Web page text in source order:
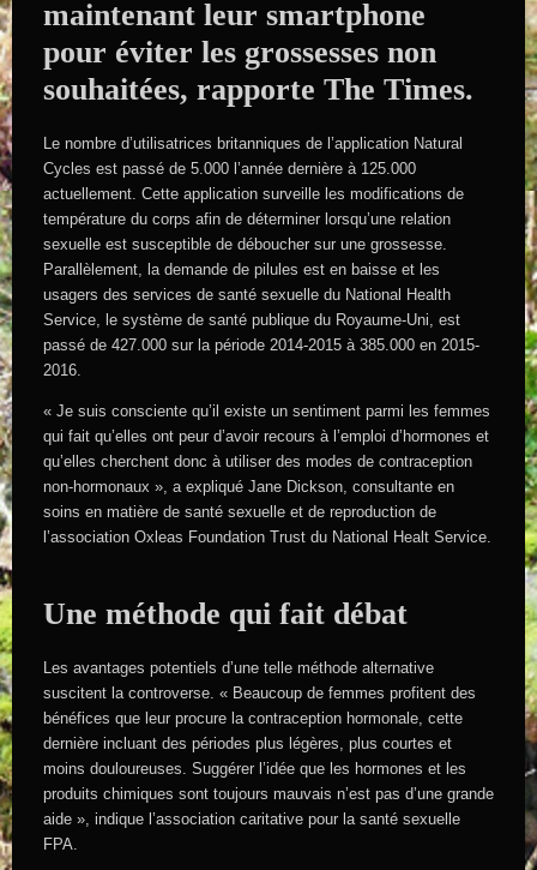
maintenant leur smartphone
pour éviter les grossesses non
souhaitées, rapporte The Times.
Le nombre d’utilisatrices britanniques de l’application Natural
Cycles est passé de 5.000 l’année dernière à 125.000
actuellement. Cette application surveille les modifications de
température du corps afin de déterminer lorsqu’une relation
sexuelle est susceptible de déboucher sur une grossesse.
Parallèlement, la demande de pilules est en baisse et les
usagers des services de santé sexuelle du National Health
Service, le système de santé publique du Royaume-Uni, est
passé de 427.000 sur la période 2014-2015 à 385.000 en 2015-
2016.
« Je suis consciente qu’il existe un sentiment parmi les femmes
qui fait qu’elles ont peur d’avoir recours à l’emploi d’hormones et
qu’elles cherchent donc à utiliser des modes de contraception
non-hormonaux », a expliqué Jane Dickson, consultante en
soins en matière de santé sexuelle et de reproduction de
l’association Oxleas Foundation Trust du National Healt Service.
Une méthode qui fait débat
Les avantages potentiels d’une telle méthode alternative
suscitent la controverse. « Beaucoup de femmes profitent des
bénéfices que leur procure la contraception hormonale, cette
dernière incluant des périodes plus légères, plus courtes et
moins douloureuses. Suggérer l’idée que les hormones et les
produits chimiques sont toujours mauvais n’est pas d’une grande
aide », indique l’association caritative pour la santé sexuelle
FPA.